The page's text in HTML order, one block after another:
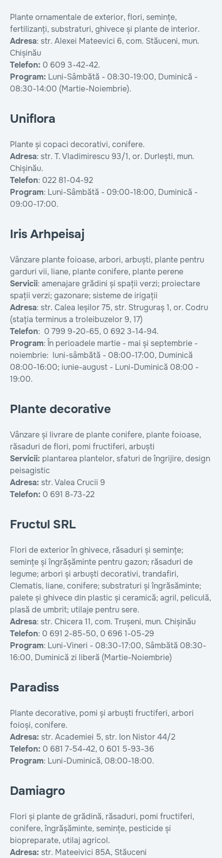
Plante ornamentale de exterior, flori, semințe,
fertilizanți, substraturi, ghivece și plante de interior.
Adresa: str. Alexei Mateevici 6, com. Stăuceni, mun.
Chișinău
Telefon: 0 609 3-42-42.
Program: Luni-Sâmbătă - 08:30-19:00, Duminică -
08:30-14:00 (Martie-Noiembrie).
Uniflora
Plante și copaci decorativi, conifere.
Adresa: str. T. Vladimirescu 93/1, or. Durlești, mun.
Chișinău.
Telefon: 022 81-04-92
Program: Luni-Sâmbătă - 09:00-18:00, Duminică -
09:00-17:00.
Iris Arhpeisaj
Vânzare plante foioase, arbori, arbuști, plante pentru
garduri vii, liane, plante conifere, plante perene
Servicii: amenajare grădini și spații verzi; proiectare
spații verzi; gazonare; sisteme de irigații
Adresa: str. Calea Ieșilor 75, str. Struguraș 1, or. Codru
(stația terminus a troleibuzelor 9, 17)
Telefon: 0 799 9-20-65, 0 692 3-14-94.
Program: În perioadele martie - mai și septembrie -
noiembrie: luni-sâmbătă - 08:00-17:00, Duminică
08:00-16:00; iunie-august - Luni-Duminică 08:00 -
19:00.
Plante decorative
Vânzare și livrare de plante conifere, plante foioase,
răsaduri de flori, pomi fructiferi, arbuști
Servicii: plantarea plantelor, sfaturi de îngrijire, design
peisagistic
Adresa: str. Valea Crucii 9
Telefon: 0 691 8-73-22
Fructul SRL
Flori de exterior în ghivece, răsaduri și semințe;
semințe și îngrășăminte pentru gazon; răsaduri de
legume; arbori și arbuști decorativi, trandafiri,
Clematis, liane, conifere; substraturi și îngrăsăminte;
palete și ghivece din plastic și ceramică; agril, peliculă,
plasă de umbrit; utilaje pentru sere.
Adresa: str. Chicera 11, com. Trușeni, mun. Chișinău
Telefon: 0 691 2-85-50, 0 696 1-05-29
Program: Luni-Vineri - 08:30-17:00, Sâmbătă 08:30-
16:00, Duminică zi liberă (Martie-Noiembrie)
Paradiss
Plante decorative, pomi și arbuști fructiferi, arbori
foioși, conifere.
Adresa: str. Academiei 5, str. Ion Nistor 44/2
Telefon: 0 681 7-54-42, 0 601 5-93-36
Program: Luni-Duminică, 08:00-18:00.
Damiagro
Flori și plante de grădină, răsaduri, pomi fructiferi,
conifere, îngrășăminte, semințe, pesticide și
biopreparate, utilaj agricol.
Adresa: str. Mateeivici 85A, Stăuceni